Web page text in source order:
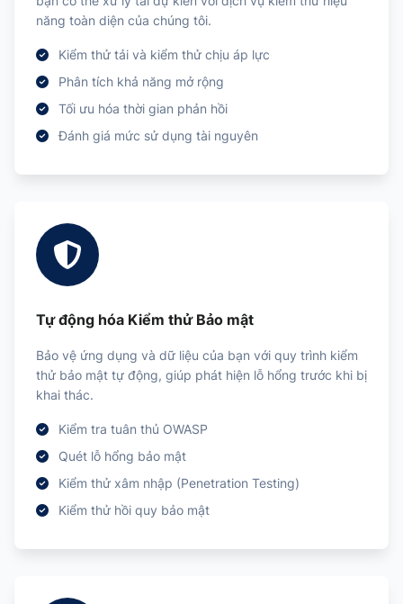
năng toàn diện của chúng tôi.
Kiểm thử tải và kiểm thử chịu áp lực
Phân tích khả năng mở rộng
Tối ưu hóa thời gian phản hồi
Đánh giá mức sử dụng tài nguyên
Tự động hóa Kiểm thử Bảo mật
Bảo vệ ứng dụng và dữ liệu của bạn với quy trình kiểm
thử bảo mật tự động, giúp phát hiện lỗ hổng trước khi bị
khai thác.
Kiểm tra tuân thủ OWASP
Quét lỗ hổng bảo mật
Kiểm thử xâm nhập (Penetration Testing)
Kiểm thử hồi quy bảo mật